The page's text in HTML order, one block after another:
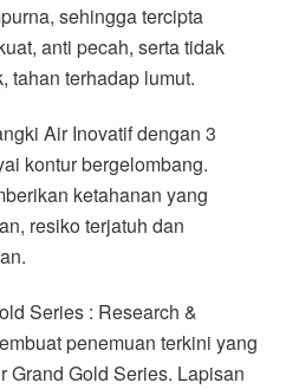
sehingga tercipta
anti pecah, serta tidak
tahan terhadap lumut.
Air Inovatif dengan 3
kontur bergelombang.
ketahanan yang
resiko terjatuh dan
Series : Research &
penemuan terkini yang
Grand Gold Series. Lapisan